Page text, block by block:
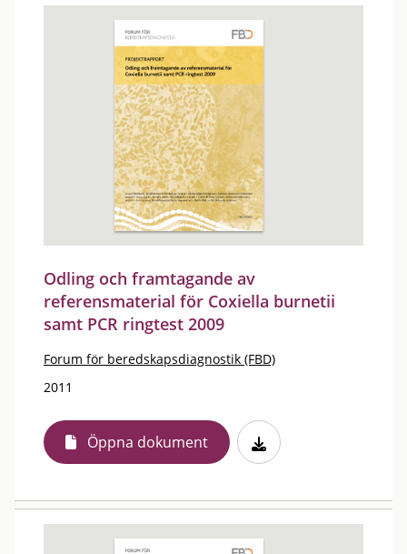
Odling och framtagande av
referensmaterial för Coxiella burnetii
samt PCR ringtest 2009
Forum för beredskapsdiagnostik (FBD)
2011
Öppna dokument